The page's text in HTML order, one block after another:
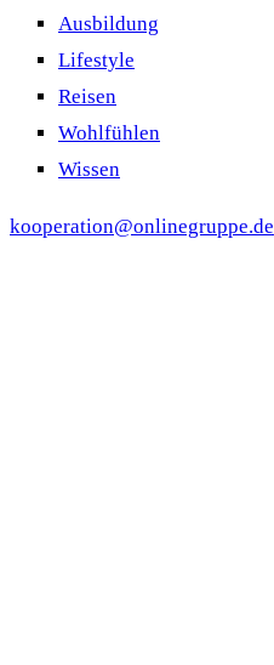
Ausbildung
Lifestyle
Reisen
Wohlfühlen
Wissen
kooperation@onlinegruppe.de